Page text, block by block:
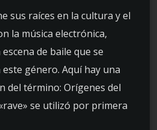
sus raíces en la cultura y el
la música electrónica,
de baile que se
género. Aquí hay una
del término: Orígenes del
se utilizó por primera